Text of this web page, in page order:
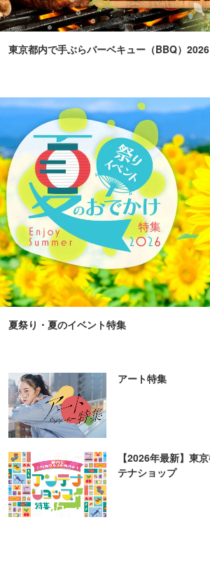
東京都内で手ぶらバーベキュー（BBQ）2026
夏祭り・夏のイベント特集
アート特集
【2026年最新】東
テナショップ